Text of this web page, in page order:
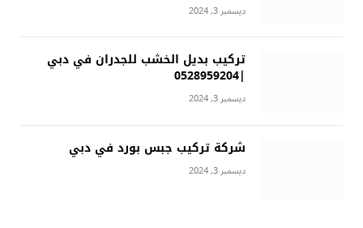
ديسمبر 3, 2024
تركيب بديل الخشب للجدران في دبي
|0528959204
ديسمبر 3, 2024
شركة تركيب جبس بورد في دبي
ديسمبر 3, 2024